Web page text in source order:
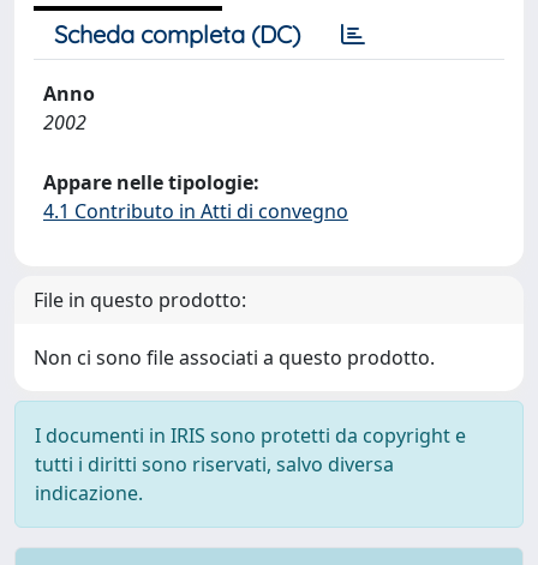
Scheda completa (DC)
Anno
2002
Appare nelle tipologie:
4.1 Contributo in Atti di convegno
File in questo prodotto:
Non ci sono file associati a questo prodotto.
I documenti in IRIS sono protetti da copyright e
tutti i diritti sono riservati, salvo diversa
indicazione.